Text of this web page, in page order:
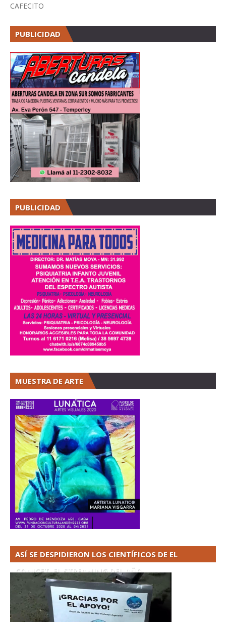
CAFECITO
PUBLICIDAD
PUBLICIDAD
MUESTRA DE ARTE
ASÍ SE DESPIDIERON LOS CIENTÍFICOS DE EL
CONICET. EL STREAMING DEL AÑO